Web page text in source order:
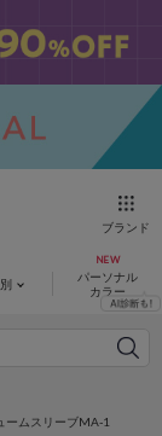
ブランド
パーソナル
カラー
ームスリーブMA-1